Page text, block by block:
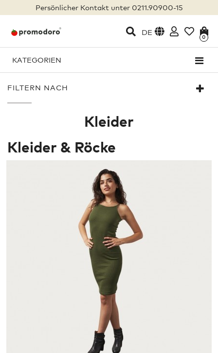
Persönlicher Kontakt unter 0211.90900-15
DE
0
KATEGORIEN
FILTERN NACH
Kleider
Kleider & Röcke